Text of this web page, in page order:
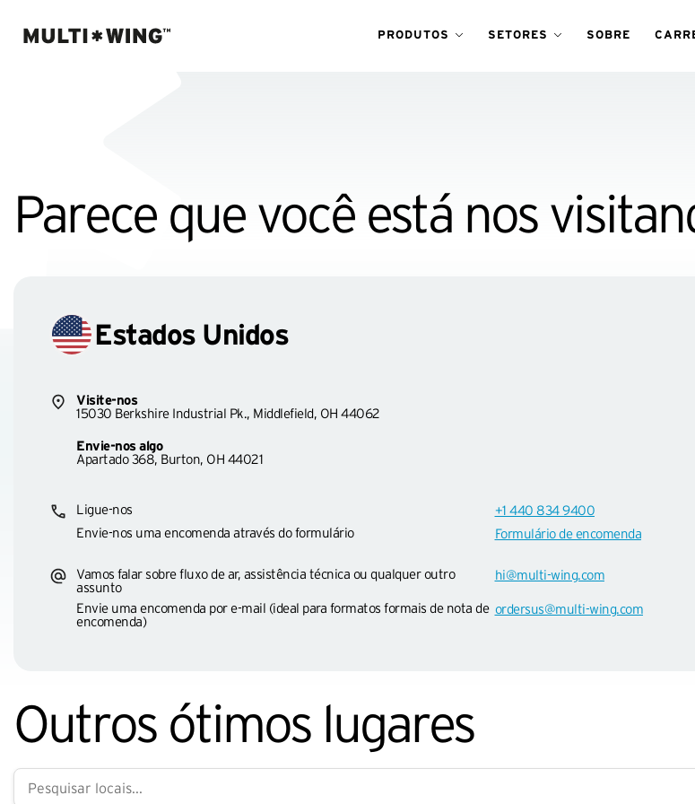
PRODUTOS SETORES SOBRE
Parece que você está nos
Estados Unidos
Visite-nos
15030 Berkshire Industrial Pk., Middlefield, OH 44062
Envie-nos algo
Apartado 368, Burton, OH 44021
Ligue-nos
+1 440 834 9400
Envie-nos uma encomenda através do formulário
Formulário de encomenda
Vamos falar sobre fluxo de ar, assistência técnica ou qualquer outro
assunto
hi@multi-wing.com
Envie uma encomenda por e-mail (ideal para formatos formais de nota de
encomenda)
ordersus@multi-wing.com
Outros ótimos lugares